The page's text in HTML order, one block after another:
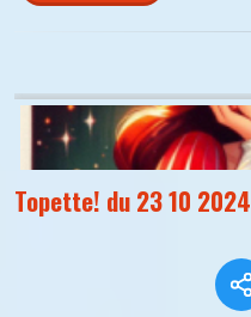
Topette! du 23 10 2024